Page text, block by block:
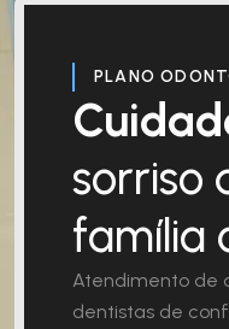
PLANO
sorriso
família
Atendimento de
dentistas de